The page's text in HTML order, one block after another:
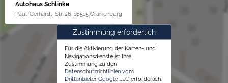
Autohaus Schlinke
Paul-Gerhardt-Str. 26, 16515 Oranienburg
Zustimmung erforderlich
Für die Aktivierung der Karten- und
Navigationsdienste ist Ihre
Zustimmung zu den
Datenschutzrichtlinien vom
Drittanbieter Google LLC erforderlich.